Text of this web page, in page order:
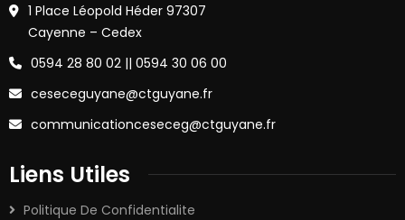
1 Place Léopold Héder 97307
Cayenne – Cedex
0594 28 80 02 || 0594 30 06 00
ceseceguyane@ctguyane.fr
communicationceseceg@ctguyane.fr
Liens Utiles
Politique De Confidentialite